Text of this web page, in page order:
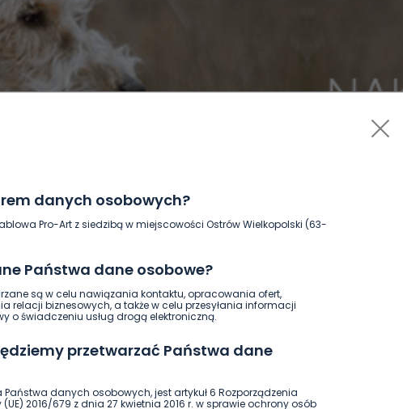
danych osobowych?
Pro-Art z siedzibą w miejscowości Ostrów Wielkopolski (63-
Państwa dane osobowe?
są w celu nawiązania kontaktu, opracowania ofert,
relacji biznesowych, a także w celu przesyłania informacji
o świadczeniu usług drogą elektroniczną.
przetwarzać Państwa dane
danych osobowych, jest artykuł 6 Rozporządzenia
2016/679 z dnia 27 kwietnia 2016 r. w sprawie ochrony osób
I FINANSE HISTORIA KULTURA I
WASZE INFO WSZYSTKICH ŚWIĘTYCH WYWIADY